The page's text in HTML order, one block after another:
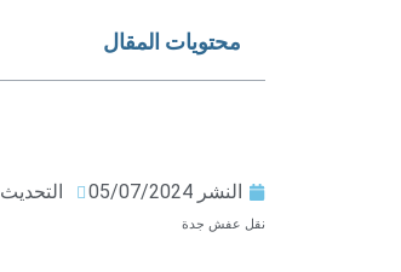
محتويات المقال
النشر 05/07/2024 التحديث 12/04/2026
نقل عفش جدة